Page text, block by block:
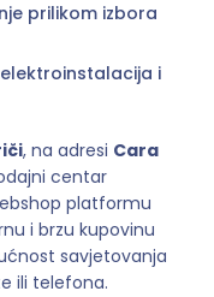
prilikom izbora
i
, na adresi Cara
centar
platformu
i brzu kupovinu
savjetovanja
ili telefona.